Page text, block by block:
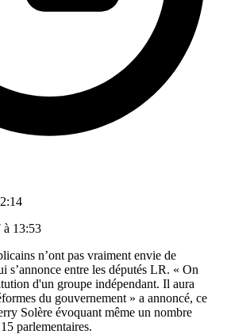
à 13:53
n’ont pas vraiment envie de
s’annonce entre les députés LR. « On
d'un groupe indépendant. Il aura
du gouvernement » a annoncé, ce
Solère évoquant même un nombre
parlementaires.